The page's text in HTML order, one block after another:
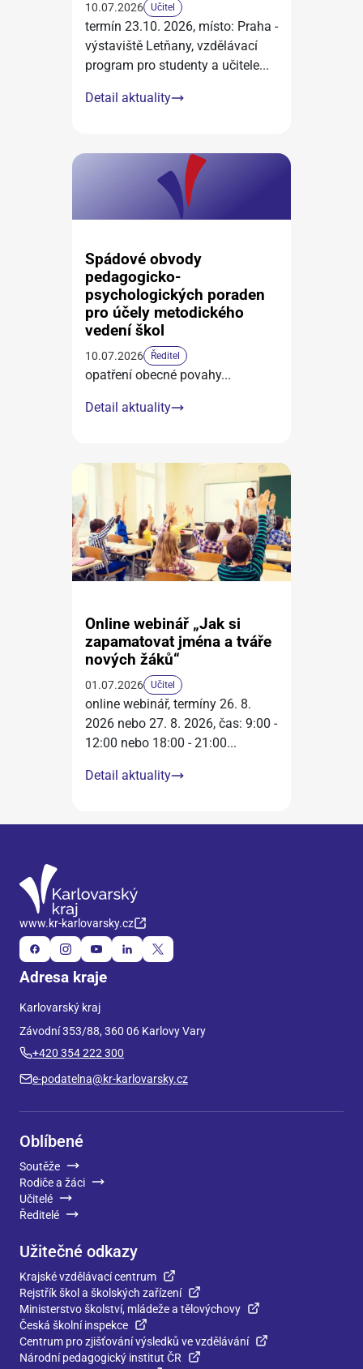
10.07.2026 Učitel
termín 23.10. 2026, místo: Praha -
výstaviště Letňany, vzdělávací
program pro studenty a učitele...
Detail aktuality
Spádové obvody
pedagogicko-
psychologických poraden
pro účely metodického
vedení škol
10.07.2026 Ředitel
opatření obecné povahy...
Detail aktuality
Online webinář „Jak si
zapamatovat jména a tváře
nových žáků“
01.07.2026 Učitel
online webinář, termíny 26. 8.
2026 nebo 27. 8. 2026, čas: 9:00 -
12:00 nebo 18:00 - 21:00...
Detail aktuality
www.kr-karlovarsky.cz
Adresa kraje
Karlovarský kraj
Závodní 353/88, 360 06 Karlovy Vary
+420 354 222 300
e-podatelna@kr-karlovarsky.cz
Oblíbené
Soutěže
Rodiče a žáci
Učitelé
Ředitelé
Užitečné odkazy
Krajské vzdělávací centrum
Rejstřík škol a školských zařízení
Ministerstvo školství, mládeže a tělovýchovy
Česká školní inspekce
Centrum pro zjišťování výsledků ve vzdělávání
Národní pedagogický institut ČR